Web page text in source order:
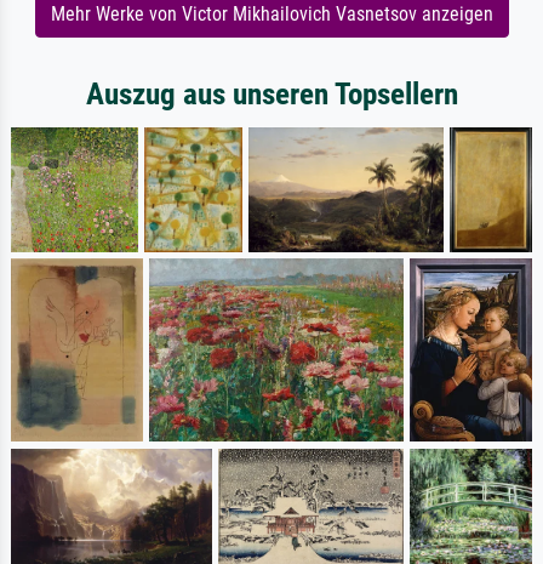
Mehr Werke von Victor Mikhailovich Vasnetsov anzeigen
Auszug aus unseren Topsellern